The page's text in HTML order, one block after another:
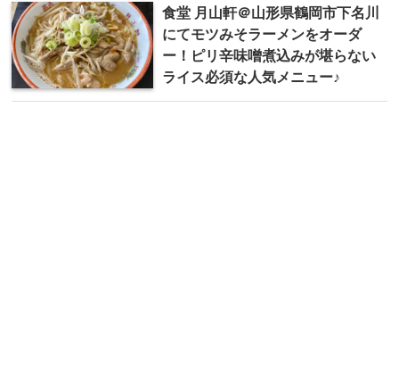
食堂 月山軒＠山形県鶴岡市下名川
にてモツみそラーメンをオーダ
ー！ピリ辛味噌煮込みが堪らない
ライス必須な人気メニュー♪